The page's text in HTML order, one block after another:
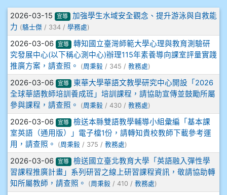
906江彥臻
907張晏寧
908彭主豪
909林柏翰
909林玉楓
909林朝智
910謝尚橙
910呂芃澔
文章列表
2026-03-15 宣導
加強學生水域安全觀念、提升游泳與自救能
力 (駱士傑 / 334 / 學務處)
2026-03-06 宣導
轉知國立臺灣師範大學心理與教育測驗研
究發展中心(以下稱心測中心)辦理115年素養導向課室評量實踐
推廣方案，請查照。
(周秉毅 / 345 / 教務處)
2026-03-06 宣導
東華大學華語文教學研究中心開設「2026
全球華語教師培訓養成班」培訓課程，請協助宣傳並鼓勵所屬
參與課程，請查照。
(周秉毅 / 430 / 教務處)
2026-03-06 宣導
檢送本縣雙語教學輔導小組彙編「基本課
室英語（通用版）」電子檔1份，請轉知貴校教師下載參考運
用，請查照。
(周秉毅 / 375 / 教務處)
2026-03-06 宣導
檢送國立臺北教育大學「英語融入彈性學
習課程推廣計畫」系列研習之線上研習課程資訊，敬請協助轉
知所屬教師，請查照。
(周秉毅 / 410 / 教務處)